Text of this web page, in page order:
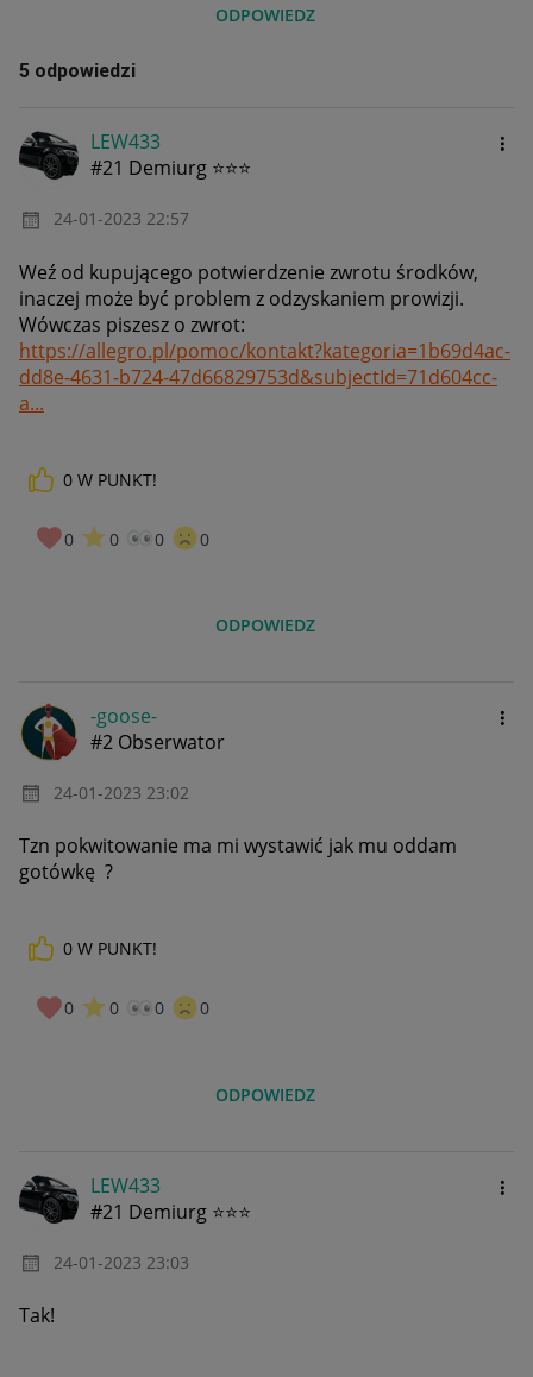
ODPOWIEDZ
5 odpowiedzi
LEW433
#21 Demiurg ⭐⭐⭐
‎24-01-2023 22:57
Weź od kupującego potwierdzenie zwrotu środków,
inaczej może być problem z odzyskaniem prowizji.
Wówczas piszesz o zwrot:
https://allegro.pl/pomoc/kontakt?kategoria=1b69d4ac-
dd8e-4631-b724-47d66829753d&subjectId=71d604cc-
a...
0 W PUNKT!
0 0 0 0
ODPOWIEDZ
-goose-
#2 Obserwator
‎24-01-2023 23:02
Tzn pokwitowanie ma mi wystawić jak mu oddam
gotówkę ?
0 W PUNKT!
0 0 0 0
ODPOWIEDZ
LEW433
#21 Demiurg ⭐⭐⭐
‎24-01-2023 23:03
Tak!